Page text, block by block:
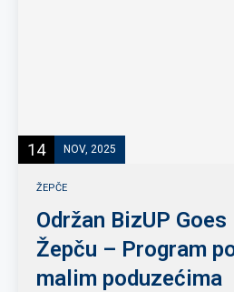
14 NOV, 2025
ŽEPČE
Održan BizUP
Žepču – Program
malim poduzećima